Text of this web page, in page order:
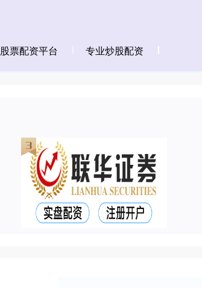
股票配资平台 专业炒股配资